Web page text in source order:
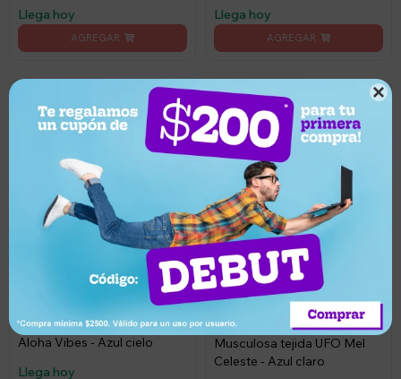

Llega hoy
Llega hoy
Musculosa para niña Justice
Aloha Vibes - Azul cielo
Llega hoy
UYU 894
UYU2.235 60
849
Musculosa tejida UFO Mel
Celeste - Azul claro